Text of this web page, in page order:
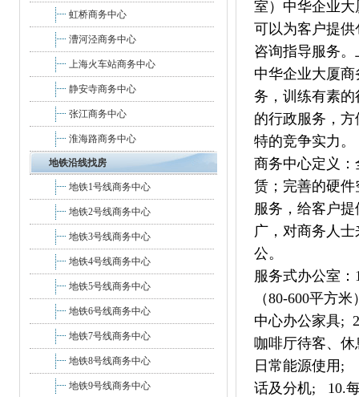
虹桥商务中心
漕河泾商务中心
上海火车站商务中心
静安寺商务中心
张江商务中心
淮海路商务中心
地铁沿线找房
地铁1号线商务中心
地铁2号线商务中心
地铁3号线商务中心
地铁4号线商务中心
地铁5号线商务中心
地铁6号线商务中心
地铁7号线商务中心
地铁8号线商务中心
地铁9号线商务中心
室）中华企业
可以为客户提
咨询指导服务
中华企业大厦
务，训练有素
的行政服务，
特的竞争实力。
商务中心定义
赁；完善的硬
服务，给客户
广，对商务人
公。
服务式办公室：
（80-600平方
中心办公家具;
咖啡厅待客、
日常能源使用;
话及分机; 10.